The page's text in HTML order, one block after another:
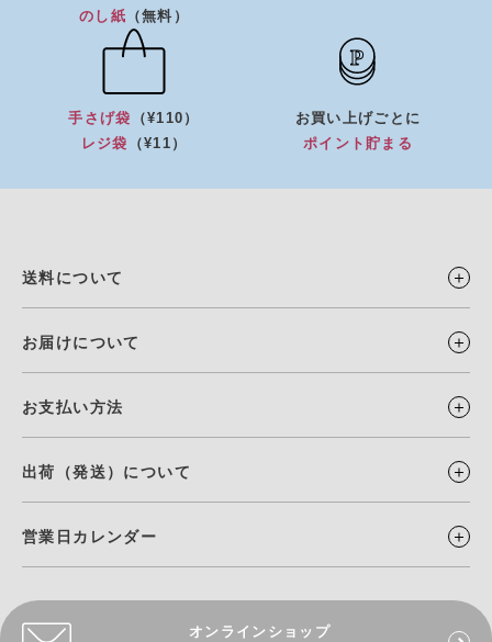
のし紙 （無料）
手さげ袋
（¥110）
レジ袋
（¥11）
お買い上げごとに
ポイント貯まる
送料について
お届けについて
お支払い方法
出荷（発送）について
営業日カレンダー
オンラインショップ